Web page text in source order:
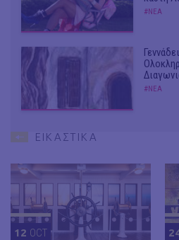
#ΝΕΑ
#ΝΕΑ
ΕΙΚΑΣΤΙΚΑ
12 OCT